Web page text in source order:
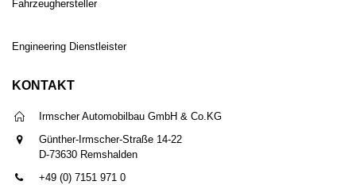
Fahrzeughersteller
Engineering Dienstleister
KONTAKT
Irmscher Automobilbau GmbH & Co.KG
Günther-Irmscher-Straße 14-22
D-73630 Remshalden
+49 (0) 7151 971 0